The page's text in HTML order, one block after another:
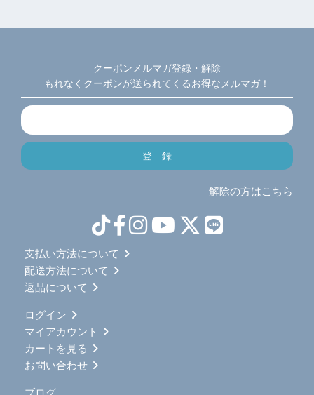
クーポンメルマガ登録・解除
もれなくクーポンが送られてくるお得なメルマガ！
解除の方はこちら
支払い方法について
配送方法について
返品について
ログイン
マイアカウント
カートを見る
お問い合わせ